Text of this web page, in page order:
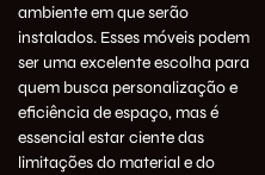
ambiente em que serão
instalados. Esses móveis podem
ser uma excelente escolha para
quem busca personalização e
eficiência de espaço, mas é
essencial estar ciente das
limitações do material e do